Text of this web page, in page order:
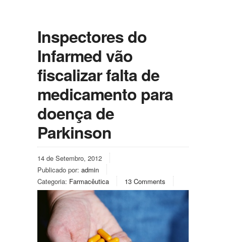
Inspectores do
Infarmed vão
fiscalizar falta de
medicamento para
doença de
Parkinson
14 de Setembro, 2012
Publicado por: admin
Categoria: Farmacêutica 13 Comments